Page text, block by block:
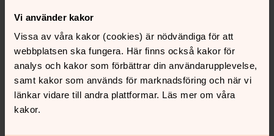
Vi använder kakor
Vissa av våra kakor (cookies) är nödvändiga för att
webbplatsen ska fungera. Här finns också kakor för
analys och kakor som förbättrar din användarupplevelse,
samt kakor som används för marknadsföring och när vi
länkar vidare till andra plattformar. Läs mer om våra
kakor.
Välkommen till Bjursås kyrka!
Kyrka är öppen dagtid alla dagar
Välkommen till Sågmyra kyrka!
Kyrkan är öppen när vi firar Gudstjänster